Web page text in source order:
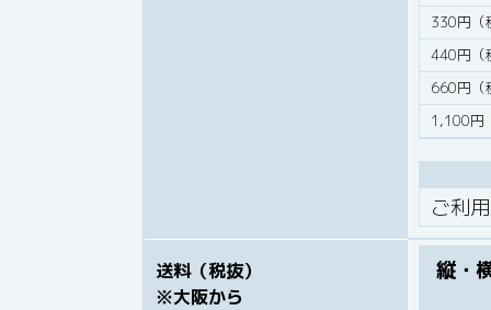
330円（
440円（
660円（
1,100円
ご利
送料（税抜）
※大阪から
縦・